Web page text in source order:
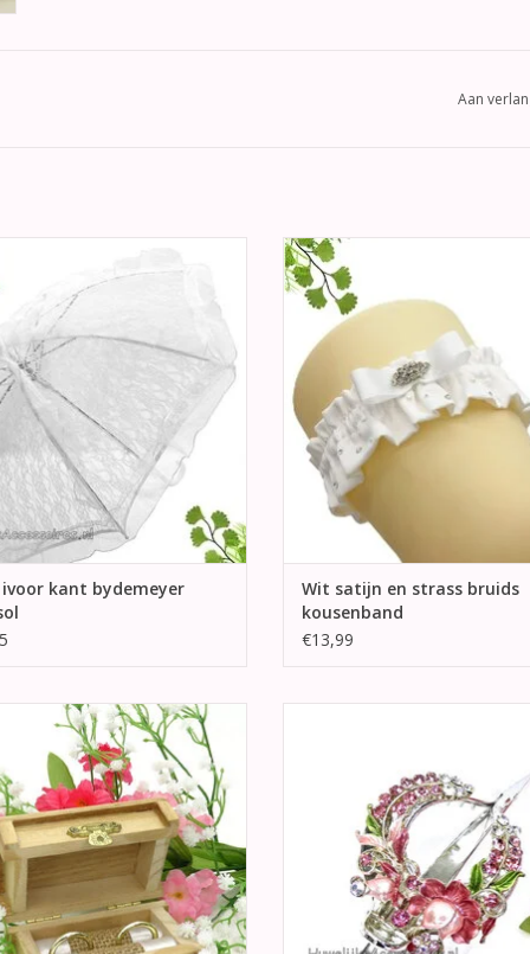
Aan
met grote scherm. Een mooie en
toevoeging aan uw bruiloft foto’s.
AAN WINKELWAGEN
kant bydemeyer
Hele mooie witte satijnen
kousenband versierd met strass
parels,
TOEVOEGEN AAN
Wit satijn en strass bruids
kousenband
€13,99
houten ringendoosje in de
een schatkist. Aan de voorkant
een gouden sluiting.
AAN WINKELWAGEN
TOEVOEGEN AAN